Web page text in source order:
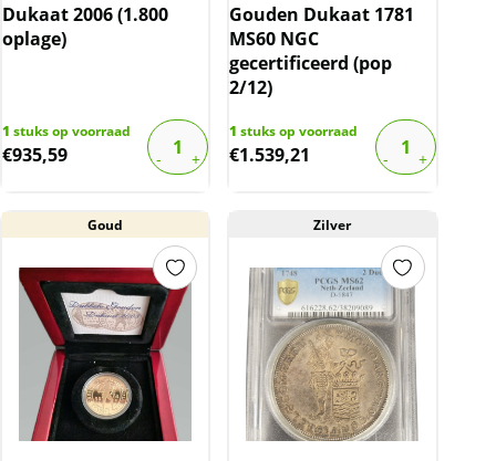
Dukaat 2006 (1.800
oplage)
1 stuks op voorraad
€935,59
Gouden Dukaat 1781
MS60 NGC
gecertificeerd (pop
2/12)
1 stuks op voorraad
€1.539,21
Goud Zilver